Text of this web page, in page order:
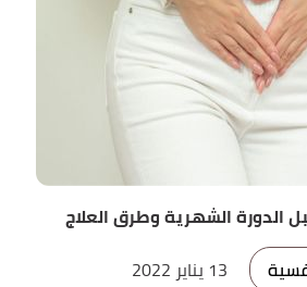
الدورة الشهرية وطرق العلاج
13 يناير 2022